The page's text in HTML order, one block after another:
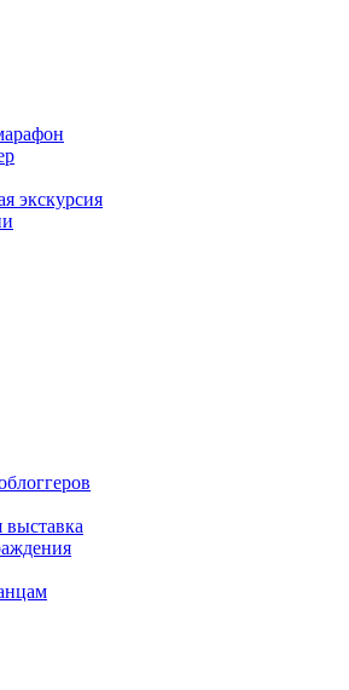
экскурсия
выставка